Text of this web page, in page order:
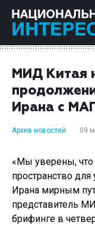
МИД Китая
Ирана с
Архив новостей 09
«Мы уверены, что
пространство
Ирана мирным
представитель
брифинге в